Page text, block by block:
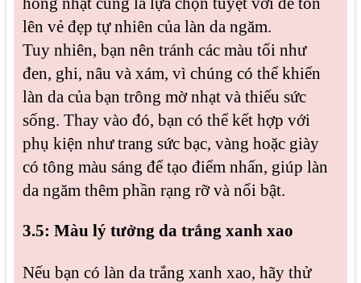
lên vẻ đẹp tự nhiên của làn da ngăm.
Tuy nhiên, bạn nên tránh các màu tối như
đen, ghi, nâu và xám, vì chúng có thể khiến
làn da của bạn trông mờ nhạt và thiếu sức
sống. Thay vào đó, bạn có thể kết hợp với
phụ kiện như trang sức bạc, vàng hoặc giày
có tông màu sáng để tạo điểm nhấn, giúp làn
da ngăm thêm phần rạng rỡ và nổi bật.
3.5: Màu lý tưởng da trắng xanh xao
Nếu bạn có làn da trắng xanh xao, hãy thử